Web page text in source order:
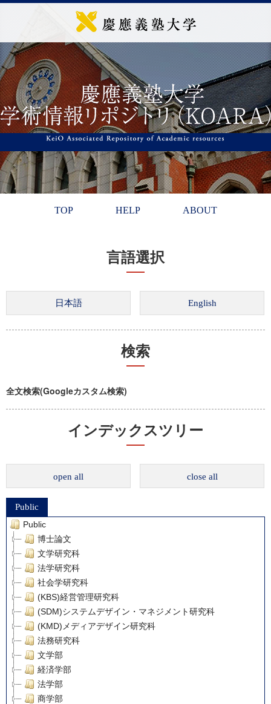
TOP HELP ABOUT
言語選択
検索
全文検索(Googleカスタム検索)
インデックスツリー
open all close all
Public
Public
博士論文
文学研究科
法学研究科
社会学研究科
(KBS)経営管理研究科
(SDM)システムデザイン・マネジメント研究科
(KMD)メディアデザイン研究科
法務研究科
文学部
経済学部
法学部
商学部